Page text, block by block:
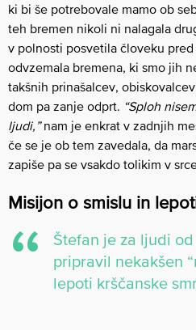
ki bi še potrebovale mamo ob
teh bremen nikoli ni nalagala
v polnosti posvetila človeku
odvzemala bremena, ki smo jih
takšnih prinašalcev,
dom pa zanje odprt. “Sploh
ljudi,”nam je enkrat v zadnjih
če se je ob tem zavedala, da
zapiše pa se vsakdo tolikim v
Misijon o smislu in
Štefan je za ljudi
pripravil nekakšen
lepoti krščanske